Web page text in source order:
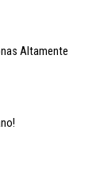
Altamente